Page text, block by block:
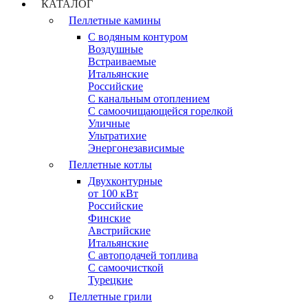
КАТАЛОГ
Пеллетные камины
C водяным контуром
Воздушные
Встраиваемые
Итальянские
Российские
С канальным отоплением
С самоочищающейся горелкой
Уличные
Ультратихие
Энергонезависимые
Пеллетные котлы
Двухконтурные
от 100 кВт
Российские
Финские
Австрийские
Итальянские
С автоподачей топлива
С самоочисткой
Турецкие
Пеллетные грили